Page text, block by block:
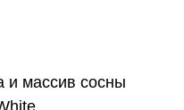
и массив сосны